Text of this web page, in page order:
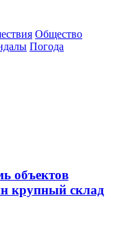
Общество
Погода
объектов
крупный склад